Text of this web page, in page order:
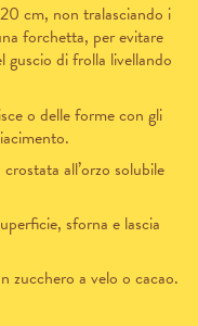
cm, non tralasciando i
forchetta, per evitare
guscio di frolla livellando
o delle forme con gli
all’orzo solubile
sforna e lascia
zucchero a velo o cacao.